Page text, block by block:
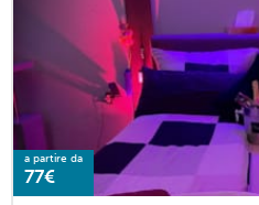
a partire da
77€